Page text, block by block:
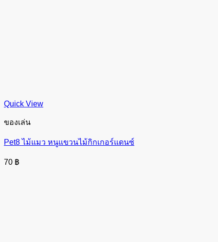
Quick View
ของเล่น
Pet8 ไม้แมว หนูแขวนไม้กิกเกอร์แดนซ์
70 ฿